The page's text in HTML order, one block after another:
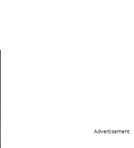
Advertisement